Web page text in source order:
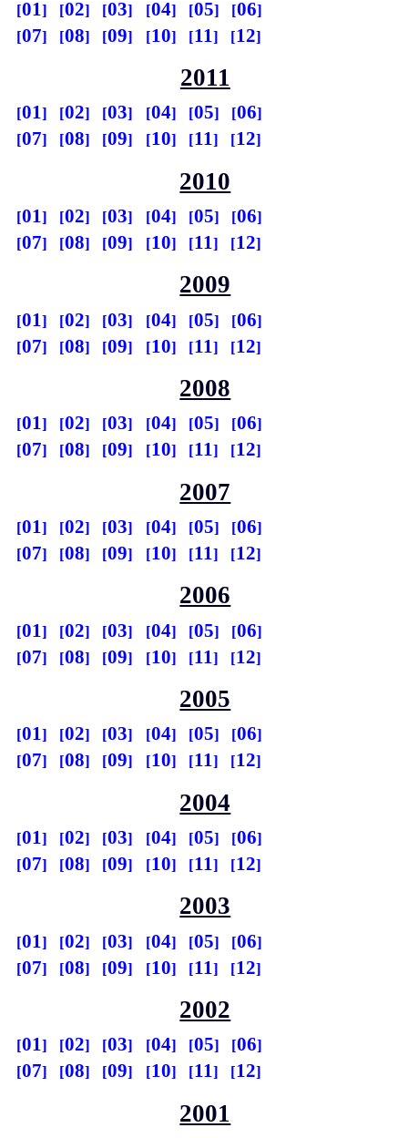
01 02 03 04 05
06
07
08 09 10 11 12
2011
01 02 03 04 05
06
07
08 09 10 11 12
2010
01 02 03 04 05
06
07
08 09 10 11 12
2009
01 02 03 04 05
06
07
08 09 10 11 12
2008
01 02 03 04 05
06
07
08 09 10 11 12
2007
01 02 03 04 05
06
07
08 09 10 11 12
2006
01 02 03 04 05
06
07
08 09 10 11 12
2005
01 02 03 04 05
06
07
08 09 10 11 12
2004
01 02 03 04 05
06
07
08 09 10 11 12
2003
01 02 03 04 05
06
07
08 09 10 11 12
2002
01 02 03 04 05
06
07
08 09 10 11 12
2001